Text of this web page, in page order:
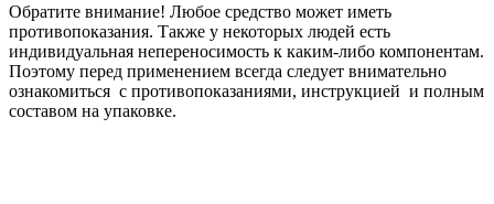
Обратите внимание! Любое средство может иметь
противопоказания. Также у некоторых людей есть
индивидуальная непереносимость к каким-либо компонентам.
Поэтому перед применением всегда следует внимательно
ознакомиться с противопоказаниями, инструкцией и полным
составом на упаковке.